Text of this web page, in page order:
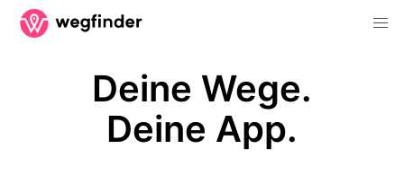
Deine Wege.
Deine App.